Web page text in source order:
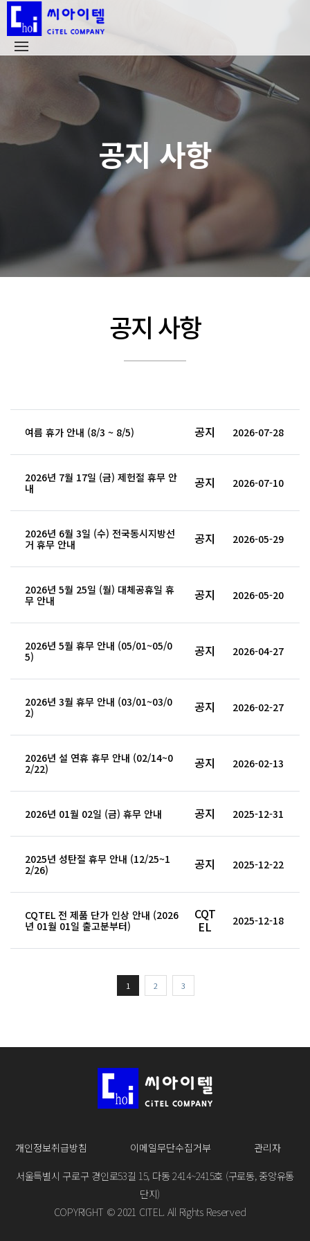
공지 사항
공지 사항
여름 휴가 안내 (8/3 ~ 8/5) 공지 2026-07-28
2026년 7월 17일 (금) 제헌절 휴무 안
내
공지 2026-07-10
2026년 6월 3일 (수) 전국동시지방선
거 휴무 안내
공지 2026-05-29
2026년 5월 25일 (월) 대체공휴일 휴
무 안내
공지 2026-05-20
2026년 5월 휴무 안내 (05/01~05/0
5)
공지 2026-04-27
2026년 3월 휴무 안내 (03/01~03/0
2)
공지 2026-02-27
2026년 설 연휴 휴무 안내 (02/14~0
2/22)
공지 2026-02-13
2026년 01월 02일 (금) 휴무 안내 공지 2025-12-31
2025년 성탄절 휴무 안내 (12/25~1
2/26)
공지 2025-12-22
CQTEL 전 제품 단가 인상 안내 (2026
년 01월 01일 출고분부터)
CQT
EL 2025-12-18
1 2 3
개인정보취급방침 이메일무단수집거부 관리자
서울특별시 구로구 경인로53길 15, 다동 2414~2415호 (구로동, 중앙유통
단지)
COPYRIGHT © 2021 CITEL. All Rights Reserved